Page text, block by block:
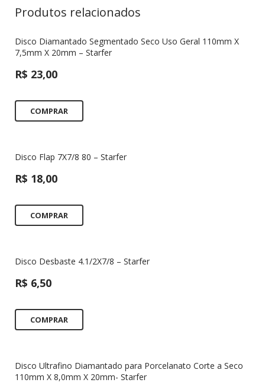
Produtos relacionados
Disco Diamantado Segmentado Seco Uso Geral 110mm X
7,5mm X 20mm – Starfer
R$ 23,00
COMPRAR
Disco Flap 7X7/8 80 – Starfer
R$ 18,00
COMPRAR
Disco Desbaste 4.1/2X7/8 – Starfer
R$ 6,50
COMPRAR
Disco Ultrafino Diamantado para Porcelanato Corte a Seco
110mm X 8,0mm X 20mm- Starfer